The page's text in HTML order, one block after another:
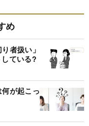
め
者扱い」
ている?
何が起こっ